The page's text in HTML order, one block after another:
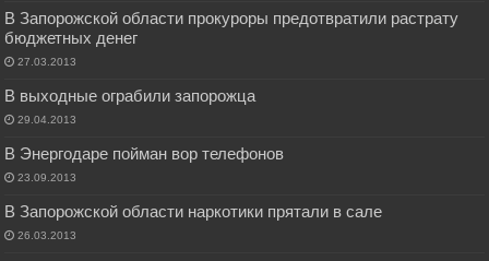
В Запорожской области прокуроры предотвратили растрату
бюджетных денег
27.03.2013
В выходные ограбили запорожца
29.04.2013
В Энергодаре пойман вор телефонов
23.09.2013
В Запорожской области наркотики прятали в сале
26.03.2013